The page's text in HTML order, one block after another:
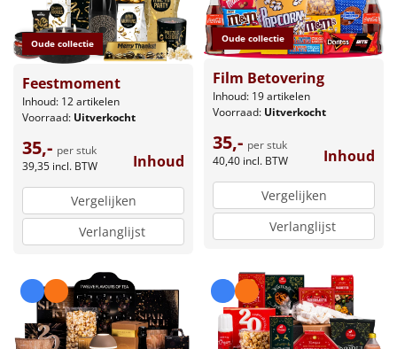
Oude collectie
Feestmoment
Inhoud: 12 artikelen
Voorraad: Uitverkocht
35,- per stuk
39,35 incl. BTW Inhoud
Vergelijken
Verlanglijst
Oude collectie
Film Betovering
Inhoud: 19 artikelen
Voorraad: Uitverkocht
35,- per stuk
40,40 incl. BTW Inhoud
Vergelijken
Verlanglijst